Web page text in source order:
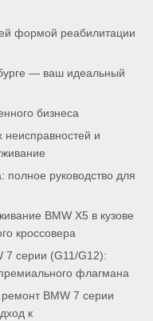
формой реабилитации
— ваш идеальный
бизнеса
неисправностей и
полное руководство для
BMW X5 в кузове
кроссовера
7 серии (G11/G12):
флагмана
BMW 7 серии
к